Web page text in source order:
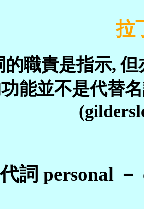
拉
的職責是指示,
能並不是代替
詞 personal